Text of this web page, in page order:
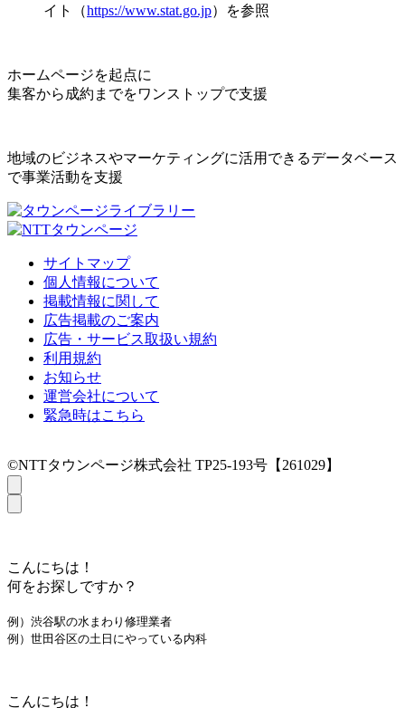
イト（https://www.stat.go.jp）を参照
ホームページを起点に
集客から成約までをワンストップで支援
地域のビジネスやマーケティングに活用できるデータベース
で事業活動を支援
サイトマップ
個人情報について
掲載情報に関して
広告掲載のご案内
広告・サービス取扱い規約
利用規約
お知らせ
運営会社について
緊急時はこちら
©NTTタウンページ株式会社 TP25-193号【261029】
こんにちは！
何をお探しですか？
例）渋谷駅の水まわり修理業者
例）世田谷区の土日にやっている内科
こんにちは！